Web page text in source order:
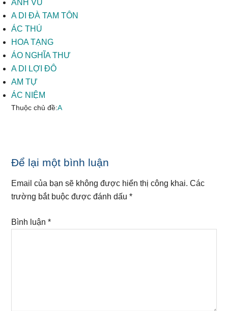
ANH VŨ
A DI ĐÀ TAM TÔN
ÁC THÚ
HOA TẠNG
ÁO NGHĨA THƯ
A DI LỢI ĐÔ
AM TỰ
ÁC NIỆM
Thuộc chủ đề:A
Reader
Interactions
Để lại một bình luận
Email của bạn sẽ không được hiển thị công khai. Các
trường bắt buộc được đánh dấu*
Bình luận*